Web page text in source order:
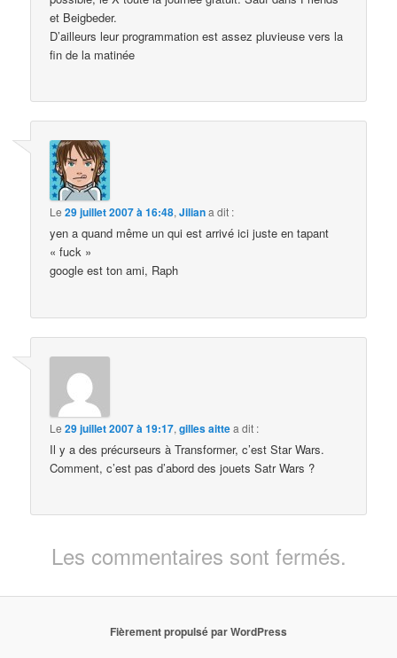
et Beigbeder.
D’ailleurs leur programmation est assez pluvieuse vers la
fin de la matinée
Le29 juillet 2007 à 16:48,Jiliana dit :
yen a quand même un qui est arrivé ici juste en tapant
« fuck »
google est ton ami, Raph
Le29 juillet 2007 à 19:17,gilles aittea dit :
Il y a des précurseurs à Transformer, c’est Star Wars.
Comment, c’est pas d’abord des jouets Satr Wars ?
Les commentaires sont fermés.
Fièrement propulsé par WordPress